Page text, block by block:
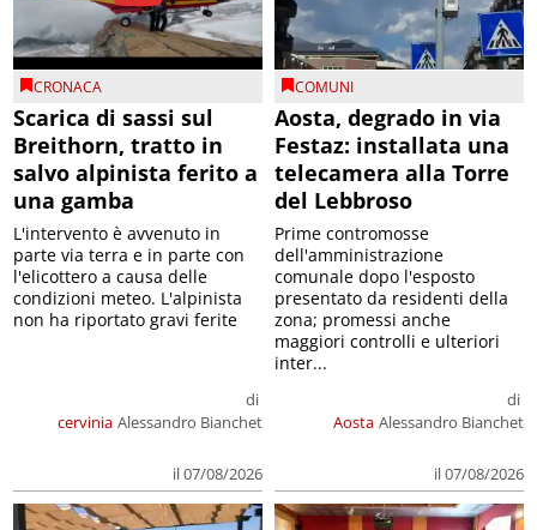
CRONACA
Scarica di sassi sul
Breithorn, tratto in
salvo alpinista ferito a
una gamba
cervinia
di
Alessandro Bianchet
il 07/08/2026
L'intervento è avvenuto in
parte via terra e in parte con
l'elicottero a causa delle
condizioni meteo. L'alpinista
non ha riportato gravi ferite
COMUNI
Aosta, degrado in via
Festaz: installata una
telecamera alla Torre
del Lebbroso
Aosta
di
Alessandro Bianchet
il 07/08/2026
Prime contromosse
dell'amministrazione
comunale dopo l'esposto
presentato da residenti della
zona; promessi anche
maggiori controlli e ulteriori
inter...